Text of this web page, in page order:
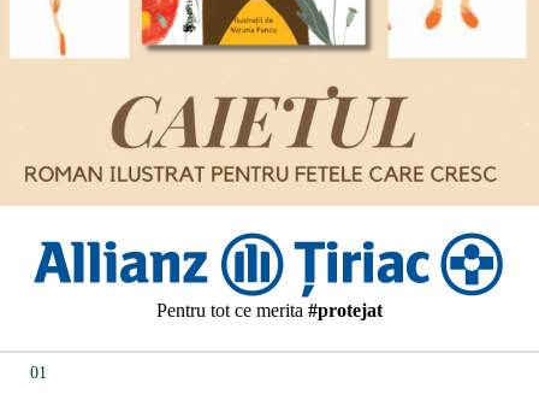
Pentru tot ce merita #protejat
01